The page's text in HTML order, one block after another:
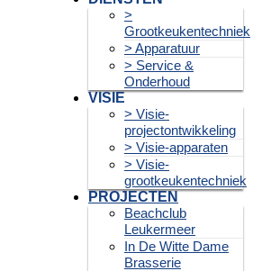
>
Grootkeukentechniek
> Apparatuur
> Service &
Onderhoud
VISIE
> Visie-
projectontwikkeling
> Visie-apparaten
> Visie-
grootkeukentechniek
PROJECTEN
Beachclub
Leukermeer
In De Witte Dame
Brasserie